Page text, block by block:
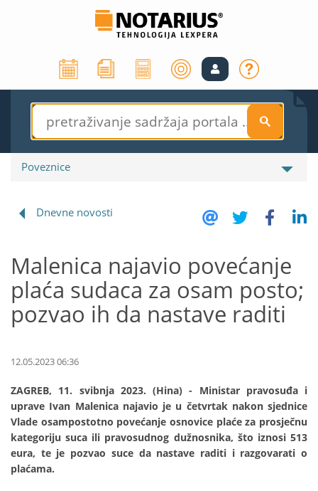
S
Poveznice
Dnevne novosti
Malenica najavio povećanje
plaća sudaca za osam posto;
pozvao ih da nastave raditi
12.05.2023 06:36
ZAGREB, 11. svibnja 2023. (Hina) - Ministar pravosuđa i
uprave Ivan Malenica najavio je u četvrtak nakon sjednice
Vlade osampostotno povećanje osnovice plaće za prosječnu
kategoriju suca ili pravosudnog dužnosnika, što iznosi 513
eura, te je pozvao suce da nastave raditi i razgovarati o
plaćama.